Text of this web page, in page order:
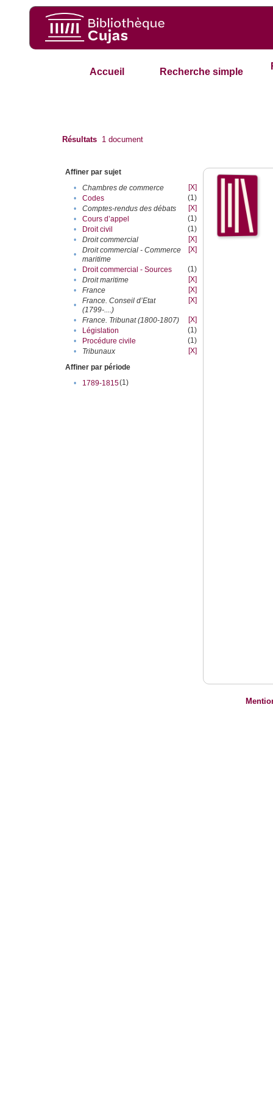
Accueil Recherche simple
Résultats 1 document
Affiner par sujet
•
Chambres de commerce
[X]
•
Codes
(1)
•
Comptes-rendus des débats
[X]
•
Cours d’appel
(1)
•
Droit civil
(1)
•
Droit commercial
[X]
•
Droit commercial - Commerce
maritime
[X]
• Droit commercial - Sources
(1)
•
Droit maritime
[X]
•
France
[X]
•
France. Conseil d’Etat
(1799-....)
[X]
• France. Tribunat (1800-1807)
[X]
•
Législation
(1)
•
Procédure civile
(1)
•
Tribunaux
[X]
Affiner par période
•
1789-1815(1)